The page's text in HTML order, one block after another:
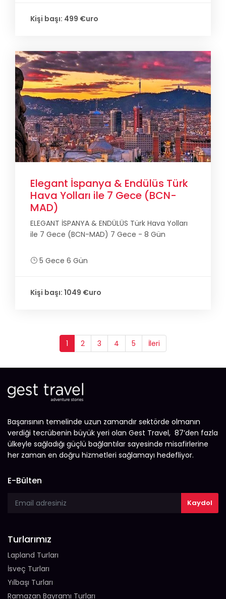
Kişi başı: 499 €uro
Elegant İspanya & Endülüs Türk
Hava Yolları ile 7 Gece (BCN-
MAD)
ELEGANT İSPANYA & ENDÜLÜS Türk Hava Yolları
ile 7 Gece (BCN-MAD) 7 Gece - 8 Gün
5 Gece 6 Gün
Kişi başı: 1049 €uro
1 2 3 4 5 İleri
Başarısının temelinde uzun zamandır sektörde olmanın
verdiği tecrübenin büyük yeri olan Gest Travel, 87’den fazla
ülkeyle sağladığı güçlü bağlantılar sayesinde misafirlerine
her zaman en doğru hizmetleri sağlamayı hedefliyor.
E-Bülten
Turlarımız
Lapland Turları
İsveç Turları
Yılbaşı Turları
Ramazan Bayramı Turları